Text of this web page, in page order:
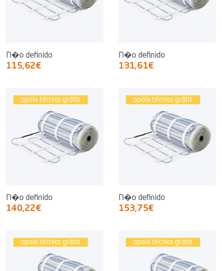
N�o definido
115,62€
N�o definido
131,61€
apoio técnico grátis
N�o definido
140,22€
apoio técnico grátis
N�o definido
153,75€
apoio técnico grátis apoio técnico grátis